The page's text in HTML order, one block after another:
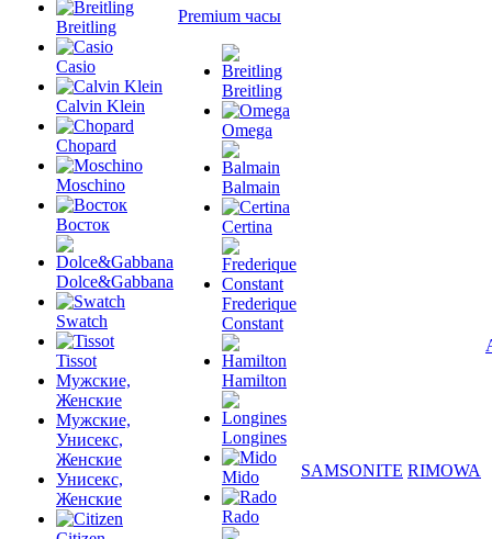
Breitling
Casio
Calvin Klein
Chopard
Moschino
Восток
Dolce&Gabbana
Swatch
Tissot
Мужские,
Женские
Мужские,
Унисекс,
Женские
Унисекс,
Женские
Premium часы
Breitling
Omega
Balmain
Certina
Frederique
Constant
Hamilton
Longines
Mido
Rado
SAMSONITE RIMOWA